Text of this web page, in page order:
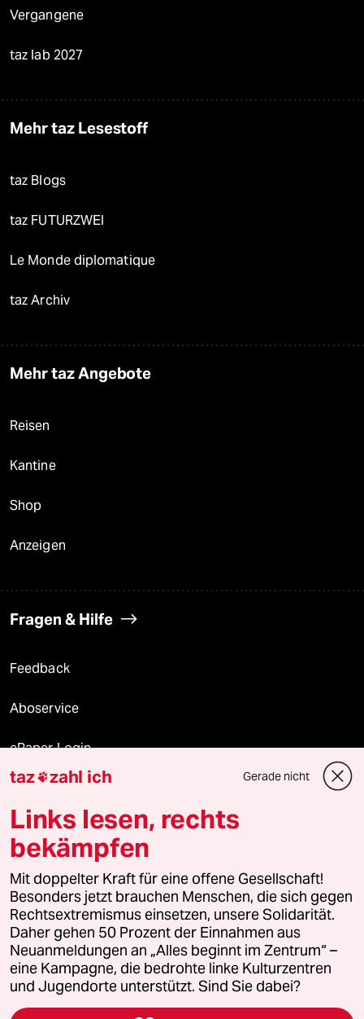
Vergangene
taz lab 2027
Mehr taz Lesestoff
taz Blogs
taz FUTURZWEI
Le Monde diplomatique
taz Archiv
Mehr taz Angebote
Reisen
Kantine
Shop
Anzeigen
Fragen & Hilfe
Feedback
Aboservice
ePaper Login
Downloads für Abonnierende
© 2026 taz Verlags und Vertriebs GmbH
Alle Rechte vorbehalten. Bei rechtlichen Fragen oder für Genehmigungen
wenden Sie sich bitte an
lizenzen@taz.de
Feedback Redaktionsstatut Kommune-Richtlinien
Leitlinie Informant Datenschutz Impressum AGB
taz zahl ich Gerade nicht
Links lesen, rechts
bekämpfen
Mit doppelter Kraft für eine offene Gesellschaft!
Besonders jetzt brauchen Menschen, die sich gegen
Rechtsextremismus einsetzen, unsere Solidarität.
Daher gehen 50 Prozent der Einnahmen aus
Neuanmeldungen an „Alles beginnt im Zentrum“ –
eine Kampagne, die bedrohte linke Kulturzentren
und Jugendorte unterstützt. Sind Sie dabei?